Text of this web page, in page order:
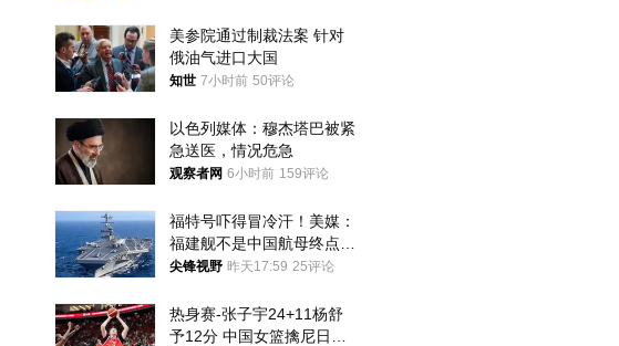
美参院通过制裁法案 针对
俄油气进口大国
知世 7小时前 50评论
以色列媒体：穆杰塔巴被紧
急送医，情况危急
观察者网 6小时前 159评论
福特号吓得冒冷汗！美媒：
福建舰不是中国航母终点，
而是新起点！
尖锋视野 昨天17:59 25评论
热身赛-张子宇24+11杨舒
予12分 中国女篮擒尼日利